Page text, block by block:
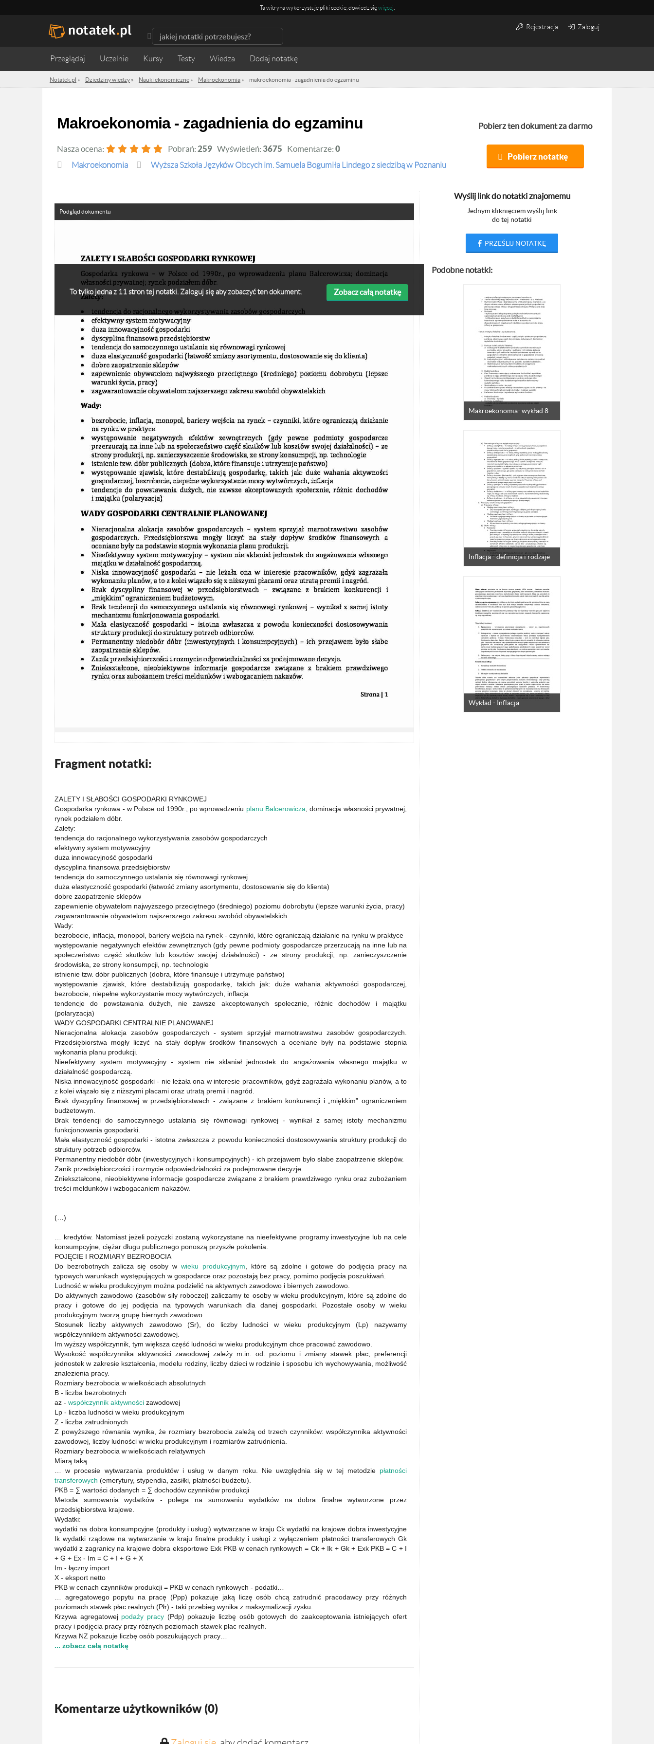
Ta witryna wykorzystuje pliki cookie, dowiedz sięwięcej
Rejestracja Zaloguj
Przeglądaj Uczelnie Kursy Testy Wiedza
Notatek.pl » Dziedziny wiedzy » Nauki ekonomiczne » Makroekonomia » makroekonomia - zagadnienia do egzaminu
makroekonomia - zagadnienia do egzaminu
Nasza ocena: Pobrań: 259 Wyświetleń: 3675 Komentarze: 0
Makroekonomia Wyższa Szkoła Języków Obcych im. Samuela Bogumiła Lindego z siedzibą w Poznaniu
Pobierz ten dokument za darmo
Pobierz notatkę
To tylko jedna z 11 stron tej notatki. Zaloguj się aby zobaczyć ten dokument. Zobacz całą notatkę
Podgląd dokumentu
Fragment notatki:
ZALETY I SŁABOŚCI GOSPODARKI RYNKOWEJ
Gospodarka rynkowa - w Polsce od 1990r., po wprowadzeniu planu Balcerowicza; dominacja własności prywatnej;
rynek podziałem dóbr.
Zalety:
tendencja do racjonalnego wykorzystywania zasobów gospodarczych
efektywny system motywacyjny
duża innowacyjność gospodarki
dyscyplina finansowa przedsiębiorstw
tendencja do samoczynnego ustalania się równowagi rynkowej
duża elastyczność gospodarki (łatwość zmiany asortymentu, dostosowanie się do klienta)
dobre zaopatrzenie sklepów
zapewnienie obywatelom najwyższego przeciętnego (średniego) poziomu dobrobytu (lepsze warunki życia, pracy)
zagwarantowanie obywatelom najszerszego zakresu swobód obywatelskich
Wady:
bezrobocie, inflacja, monopol, bariery wejścia na rynek - czynniki, które ograniczają działanie na rynku w praktyce
występowanie negatywnych efektów zewnętrznych (gdy pewne podmioty gospodarcze przerzucają na inne lub na
społeczeństwo część skutków lub kosztów swojej działalności) - ze strony produkcji, np. zanieczyszczenie
środowiska, ze strony konsumpcji, np. technologie
istnienie tzw. dóbr publicznych (dobra, które finansuje i utrzymuje państwo)
występowanie zjawisk, które destabilizują gospodarkę, takich jak: duże wahania aktywności gospodarczej,
bezrobocie, niepełne wykorzystanie mocy wytwórczych, inflacja
tendencje do powstawania dużych, nie zawsze akceptowanych społecznie, różnic dochodów i majątku
(polaryzacja)
WADY GOSPODARKI CENTRALNIE PLANOWANEJ
Nieracjonalna alokacja zasobów gospodarczych - system sprzyjał marnotrawstwu zasobów gospodarczych.
Przedsiębiorstwa mogły liczyć na stały dopływ środków finansowych a oceniane były na podstawie stopnia
wykonania planu produkcji.
Nieefektywny system motywacyjny - system nie skłaniał jednostek do angażowania własnego majątku w
działalność gospodarczą.
Niska innowacyjność gospodarki - nie leżała ona w interesie pracowników, gdyż zagrażała wykonaniu planów, a to
z kolei wiązało się z niższymi płacami oraz utratą premii i nagród.
Brak dyscypliny finansowej w przedsiębiorstwach - związane z brakiem konkurencji i „miękkim” ograniczeniem
budżetowym.
Brak tendencji do samoczynnego ustalania się równowagi rynkowej - wynikał z samej istoty mechanizmu
funkcjonowania gospodarki.
Mała elastyczność gospodarki - istotna zwłaszcza z powodu konieczności dostosowywania struktury produkcji do
struktury potrzeb odbiorców.
Permanentny niedobór dóbr (inwestycyjnych i konsumpcyjnych) - ich przejawem było słabe zaopatrzenie sklepów.
Zanik przedsiębiorczości i rozmycie odpowiedzialności za podejmowane decyzje.
Zniekształcone, nieobiektywne informacje gospodarcze związane z brakiem prawdziwego rynku oraz zubożaniem
treści meldunków i wzbogacaniem nakazów.
(…)
… kredytów. Natomiast jeżeli pożyczki zostaną wykorzystane na nieefektywne programy inwestycyjne lub na cele
konsumpcyjne, ciężar długu publicznego ponoszą przyszłe pokolenia.
POJĘCIE I ROZMIARY BEZROBOCIA
Do bezrobotnych zalicza się osoby w wieku produkcyjnym , które są zdolne i gotowe do podjęcia pracy na
typowych warunkach występujących w gospodarce oraz pozostają bez pracy, pomimo podjęcia poszukiwań.
Ludność w wieku produkcyjnym można podzielić na aktywnych zawodowo i biernych zawodowo.
Do aktywnych zawodowo (zasobów siły roboczej) zaliczamy te osoby w wieku produkcyjnym, które są zdolne do
pracy i gotowe do jej podjęcia na typowych warunkach dla danej gospodarki. Pozostałe osoby w wieku
produkcyjnym tworzą grupę biernych zawodowo.
Stosunek liczby aktywnych zawodowo (Sr), do liczby ludności w wieku produkcyjnym (Lp) nazywamy
współczynnikiem aktywności zawodowej.
Im wyższy współczynnik, tym większa część ludności w wieku produkcyjnym chce pracować zawodowo.
Wysokość współczynnika aktywności zawodowej zależy m.in. od: poziomu i zmiany stawek płac, preferencji
jednostek w zakresie kształcenia, modelu rodziny, liczby dzieci w rodzinie i sposobu ich wychowywania, możliwość
znalezienia pracy.
Rozmiary bezrobocia w wielkościach absolutnych
B - liczba bezrobotnych
az - współczynnik aktywności zawodowej
Lp - liczba ludności w wieku produkcyjnym
Z - liczba zatrudnionych
Z powyższego równania wynika, że rozmiary bezrobocia zależą od trzech czynników: współczynnika aktywności
zawodowej, liczby ludności w wieku produkcyjnym i rozmiarów zatrudnienia.
Rozmiary bezrobocia w wielkościach relatywnych
Miarą taką…
… w procesie wytwarzania produktów i usług w danym roku. Nie uwzględnia się w tej metodzie płatności
transferowych (emerytury, stypendia, zasiłki, płatności budżetu).
PKB = ∑ wartości dodanych = ∑ dochodów czynników produkcji
Metoda sumowania wydatków - polega na sumowaniu wydatków na dobra finalne wytworzone przez
przedsiębiorstwa krajowe.
Wydatki:
wydatki na dobra konsumpcyjne (produkty i usługi) wytwarzane w kraju Ck wydatki na krajowe dobra inwestycyjne
Ik wydatki rządowe na wytwarzanie w kraju finalne produkty i usługi z wyłączeniem płatności transferowych Gk
wydatki z zagranicy na krajowe dobra eksportowe Exk PKB w cenach rynkowych = Ck + Ik + Gk + Exk PKB = C + I
+ G + Ex - Im = C + I + G + X
Im - łączny import
X - eksport netto
PKB w cenach czynników produkcji = PKB w cenach rynkowych - podatki…
… agregatowego popytu na pracę (Ppp) pokazuje jaką liczę osób chcą zatrudnić pracodawcy przy różnych
poziomach stawek płac realnych (Płr) - taki przebieg wynika z maksymalizacji zysku.
Krzywa agregatowej podaży pracy (Pdp) pokazuje liczbę osób gotowych do zaakceptowania istniejących ofert
pracy i podjęcia pracy przy różnych poziomach stawek płac realnych.
Krzywa NZ pokazuje liczbę osób poszukujących pracy…
... zobacz całą notatkę
Komentarze użytkowników (0)
Wyślij link do notatki znajomemu
Jednym kliknięciem wyślij link
do tej notatki
PRZEŚLIJ NOTATKĘ
Podobne notatki:
Makroekonomia- wykład 8
Inflacja - definicja i rodzaje
Wykład - Inflacja